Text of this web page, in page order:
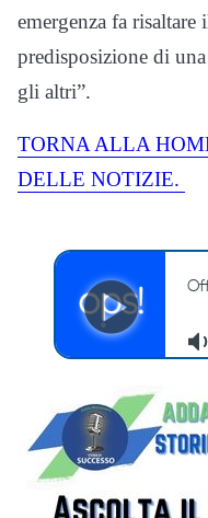
emergenza fa risaltare
predisposizione di
gli altri”.
TORNA ALLA
DELLE NOTIZIE.